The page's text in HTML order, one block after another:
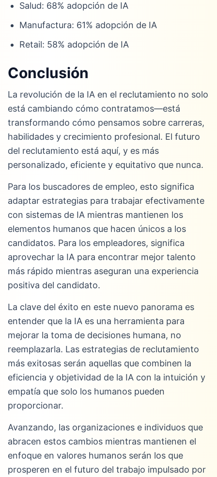
Salud: 68% adopción de IA
Manufactura: 61% adopción de IA
Retail: 58% adopción de IA
Conclusión
La revolución de la IA en el reclutamiento no solo
está cambiando cómo contratamos—está
transformando cómo pensamos sobre carreras,
habilidades y crecimiento profesional. El futuro
del reclutamiento está aquí, y es más
personalizado, eficiente y equitativo que nunca.
Para los buscadores de empleo, esto significa
adaptar estrategias para trabajar efectivamente
con sistemas de IA mientras mantienen los
elementos humanos que hacen únicos a los
candidatos. Para los empleadores, significa
aprovechar la IA para encontrar mejor talento
más rápido mientras aseguran una experiencia
positiva del candidato.
La clave del éxito en este nuevo panorama es
entender que la IA es una herramienta para
mejorar la toma de decisiones humana, no
reemplazarla. Las estrategias de reclutamiento
más exitosas serán aquellas que combinen la
eficiencia y objetividad de la IA con la intuición y
empatía que solo los humanos pueden
proporcionar.
Avanzando, las organizaciones e individuos que
abracen estos cambios mientras mantienen el
enfoque en valores humanos serán los que
prosperen en el futuro del trabajo impulsado por